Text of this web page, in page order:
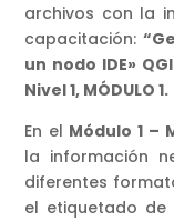
archivos con la
capacitación:
un nodo IDE»
Nivel 1, MÓDULO 1.
En el Módulo 1 –
la información
diferentes
el etiquetado de